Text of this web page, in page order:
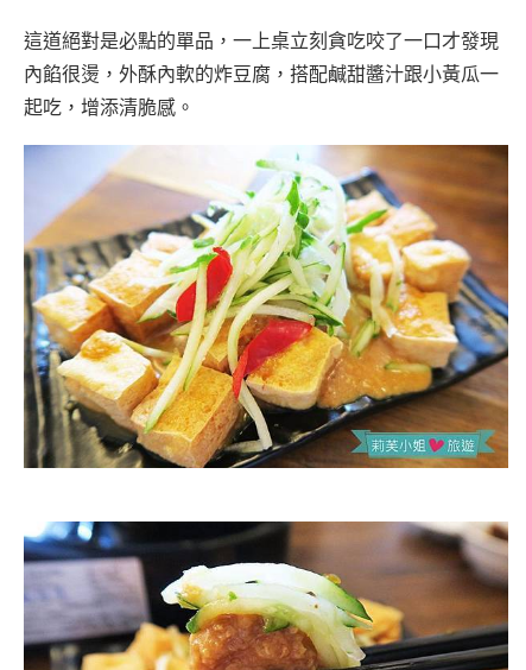
這道絕對是必點的單品，一上桌立刻貪吃咬了一口才發現
內餡很燙，外酥內軟的炸豆腐，搭配鹹甜醬汁跟小黃瓜一
起吃，增添清脆感。